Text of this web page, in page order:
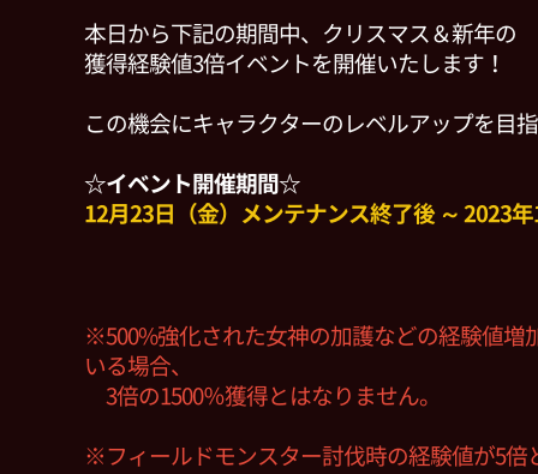
本日から下記の期間中、クリスマス＆新年の
獲得経験値3倍イベントを開催いたします！
この機会にキャラクターのレベルアップを目
☆イベント開催期間☆
12月23日（金）メンテナンス終了後 ～ 2023
※500%強化された女神の加護などの経験値増
いる場合、
3倍の1500％獲得とはなりません。
※フィールドモンスター討伐時の経験値が5倍